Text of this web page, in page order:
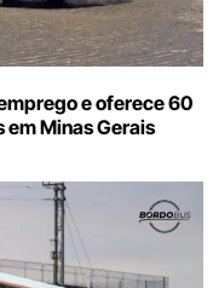
e oferece 60
Minas Gerais